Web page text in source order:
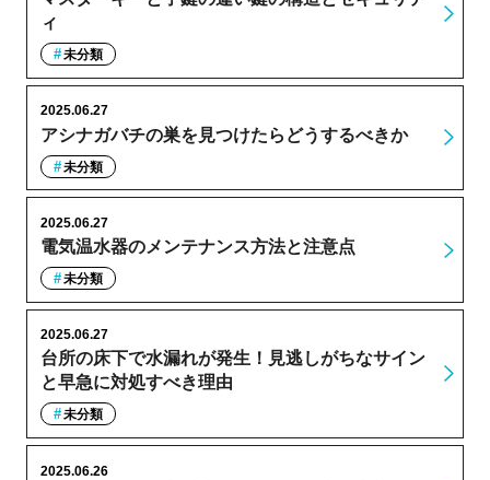
ィ
未分類
アシナガバチの巣を見つけたらどうするべきか
2025.06.27
未分類
電気温水器のメンテナンス方法と注意点
2025.06.27
未分類
台所の床下で水漏れが発生！見逃しがちなサイン
と早急に対処すべき理由
2025.06.27
未分類
2025.06.26